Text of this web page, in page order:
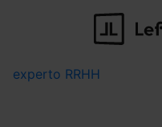
experto RRHH